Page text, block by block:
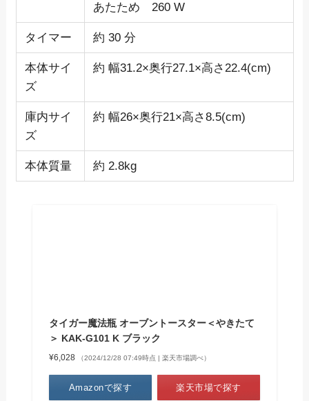
あたため 260 W
タイマー 約 30 分
本体サイ
ズ
約 幅31.2×奥行27.1×高さ22.4(cm)
庫内サイ
ズ
約 幅26×奥行21×高さ8.5(cm)
本体質量 約 2.8kg
タイガー魔法瓶 オーブントースター＜やきたて
＞ KAK-G101 K ブラック
¥6,028 （2024/12/28 07:49時点 | 楽天市場調べ）
Amazonで探す 楽天市場で探す